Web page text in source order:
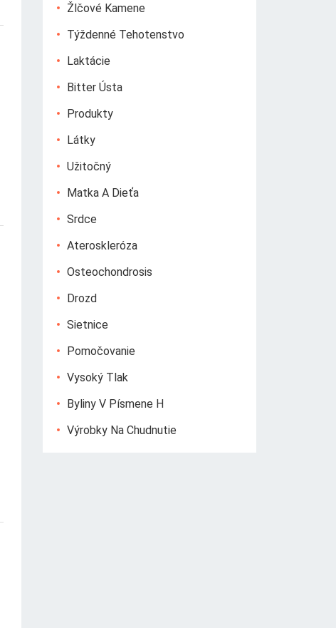
Žlčové Kamene
Týždenné Tehotenstvo
Laktácie
Bitter Ústa
Produkty
Látky
Užitočný
Matka A Dieťa
Srdce
Ateroskleróza
Osteochondrosis
Drozd
Sietnice
Pomočovanie
Vysoký Tlak
Byliny V Písmene H
Výrobky Na Chudnutie